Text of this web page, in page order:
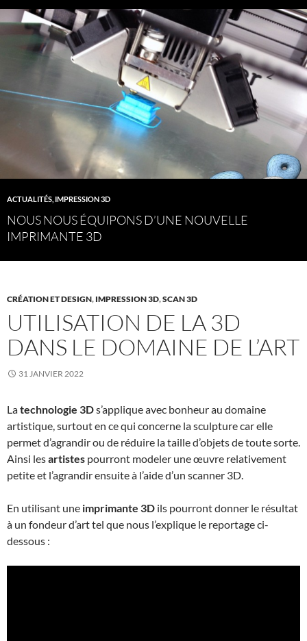
ACTUALITÉS IMPRESSION 3D
NOUS NOUS ÉQUIPONS D’UNE NOUVELLE
IMPRIMANTE 3D
CRÉATION ET DESIGN, IMPRESSION 3D,SCAN 3D
UTILISATION DE LA 3D
DANS LE DOMAINE DE L’ART
31 JANVIER 2022
Latechnologie 3Ds’applique avec bonheur au domaine
artistique, surtout en ce qui concerne la sculpture car elle
permet d’agrandir ou de réduire la taille d’objets de toute sorte.
Ainsi lesartistes pourront modeler une œuvre relativement
petite et l’agrandir ensuite à l’aide d’un scanner 3D.
En utilisant une imprimante 3D ils pourront donner le résultat
à un fondeur d’art tel que nous l’explique le reportage ci-
dessous :